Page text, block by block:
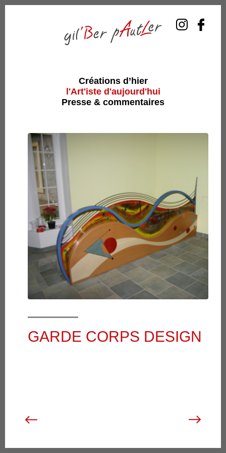
Créations d’hier
l'Art'iste d'aujourd'hui
Presse & commentaires
GARDE CORPS DESIGN